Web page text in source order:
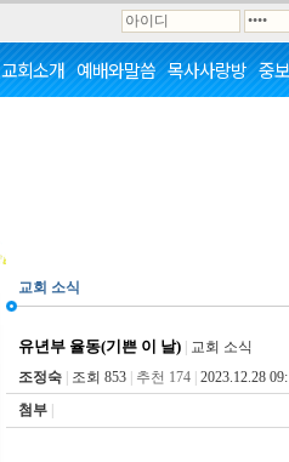
교회소개 예배와말씀 목사사랑방 중
교회 소식
유년부 율동(기쁜 이 날)
교회 소식
조정숙
조회 853 추천 174
2023.12.28
첨부